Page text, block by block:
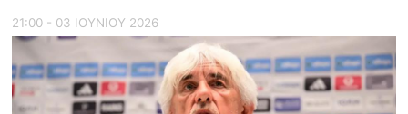
21:00 - 03 ΙΟΥΝΙΟΥ 2026